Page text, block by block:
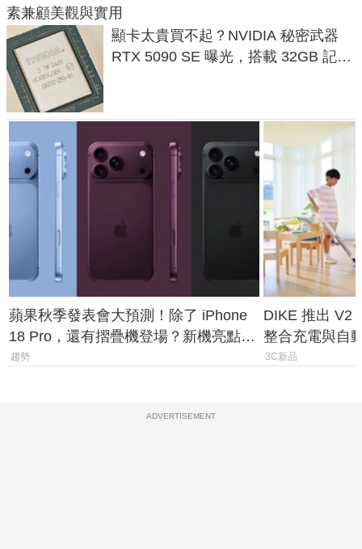
素兼顧美觀與實用
顯卡太貴買不起？NVIDIA 秘密武器
RTX 5090 SE 曝光，搭載 32GB 記憶
蘋果秋季發表會大預測！除了 iPhone
18 Pro，還有摺疊機登場？新機亮點預
測一次看
趨勢
DIKE 推出 V2
整合充電與自
3C新品
ADVERTISEMENT